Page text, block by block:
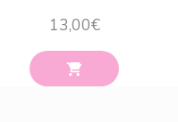
13,00€